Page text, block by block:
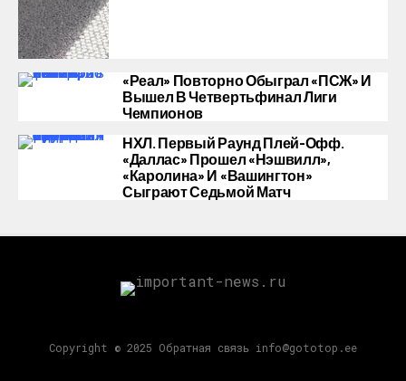
«Реал» Повторно Обыграл «ПСЖ» И
Вышел В Четвертьфинал Лиги
Чемпионов
НХЛ. Первый Раунд Плей-Офф.
«Даллас» Прошел «Нэшвилл»,
«Каролина» И «Вашингтон»
Сыграют Седьмой Матч
Copyright © 2025 Обратная связь info@gototop.ee